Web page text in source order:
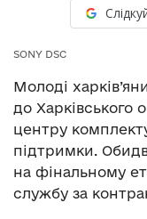
SONY DSC
Молоді
до Харківського
центру
підтримки.
на фінальному
службу за